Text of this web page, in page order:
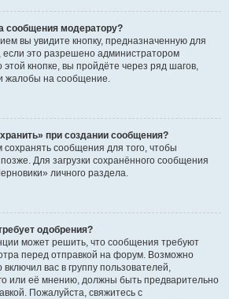
сообщения модератору?
вы увидите кнопку, предназначенную для
если это разрешено администратором
кнопке, вы пройдёте через ряд шагов,
жалобы на сообщение.
при создании сообщения?
сохранять сообщения для того, чтобы
Для загрузки сохранённого сообщения
личного раздела.
одобрения?
может решить, что сообщения требуют
перед отправкой на форум. Возможно
вас в группу пользователей,
или её мнению, должны быть предварительно
Пожалуйста, свяжитесь с